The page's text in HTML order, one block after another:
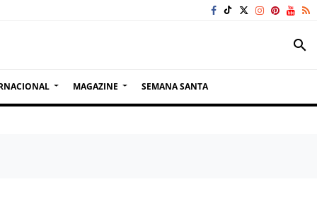
search
MAGAZINE SEMANA SANTA